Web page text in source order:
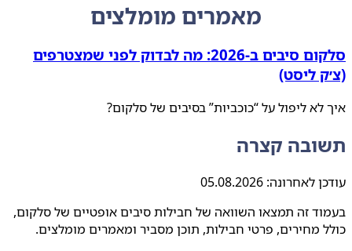
מאמרים מומלצים
סלקום סיבים ב‑2026: מה לבדוק לפני שמצטרפים
ליסט)
ליפול על “כוכביות” בסיבים של סלקום?
קצרה
לאחרונה:05.08.2026
זה תמצאו השוואה של חבילות סיבים אופטיים של סלקום,
מחירים, פרטי חבילות, תוכן מסביר ומאמרים מומלצים.